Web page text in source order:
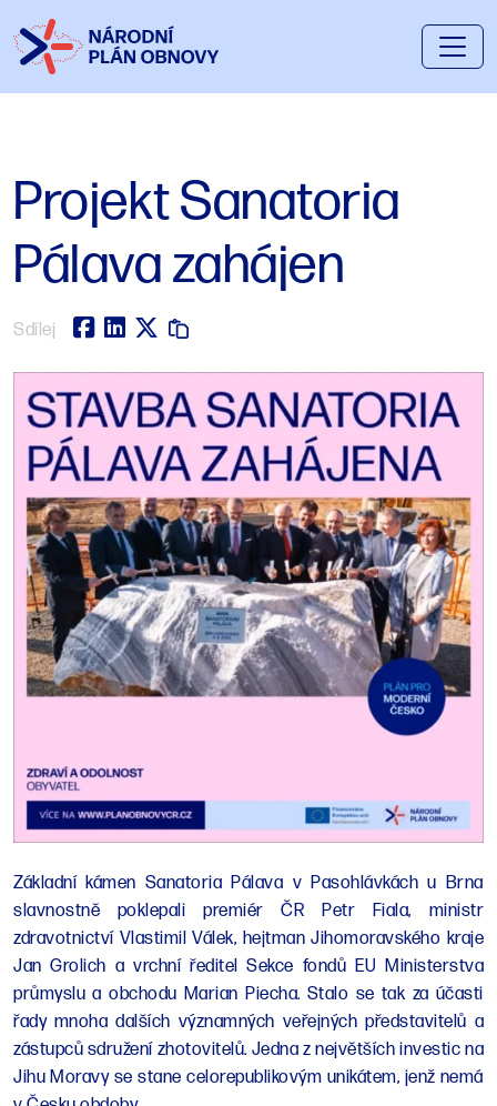
Projekt Sanatoria
Pálava zahájen
Sdílej
Základní kámen Sanatoria Pálava v Pasohlávkách u Brna
slavnostně poklepali premiér ČR Petr Fiala, ministr
zdravotnictví Vlastimil Válek, hejtman Jihomoravského kraje
Jan Grolich a vrchní ředitel Sekce fondů EU Ministerstva
průmyslu a obchodu Marian Piecha. Stalo se tak za účasti
řady mnoha dalších významných veřejných představitelů a
zástupců sdružení zhotovitelů. Jedna z největších investic na
Jihu Moravy se stane celorepublikovým unikátem, jenž nemá